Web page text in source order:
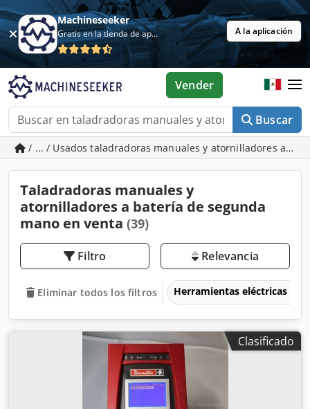
Machineseeker
Gratis en la tienda de aplicaciones A la aplicación
Buscar
Vender
/ ... / Usados taladradoras manuales y atornilladores a
Taladradoras manuales y
atornilladores a batería de segunda
mano en venta (39)
Filtro Relevancia
Eliminar todos los filtros Herramientas eléctricas
Clasificado